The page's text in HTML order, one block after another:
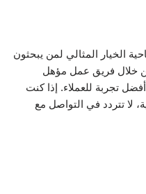
الخيار المثالي لمن يبحثون
خلال فريق عمل مؤهل
تجربة للعملاء. إذا كنت
لا تتردد في التواصل مع